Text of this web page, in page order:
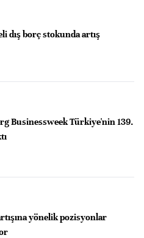
dış borç stokunda artış
Businessweek Türkiye'nin 139.
yönelik pozisyonlar